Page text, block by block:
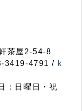
茶屋2-54-8
3419-4791 / k
：日曜日・祝